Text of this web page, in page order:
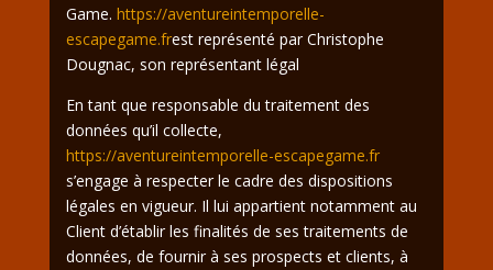
Game. https://aventureintemporelle-
escapegame.frest représenté par Christophe
Dougnac, son représentant légal
En tant que responsable du traitement des
données qu’il collecte,
https://aventureintemporelle-escapegame.fr
s’engage à respecter le cadre des dispositions
légales en vigueur. Il lui appartient notamment au
Client d’établir les finalités de ses traitements de
données, de fournir à ses prospects et clients, à